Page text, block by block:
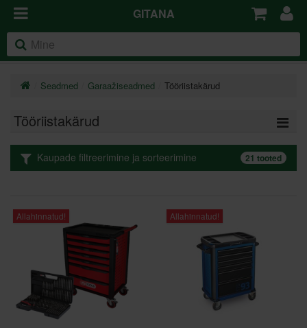
GITANA
Seadmed Garaažiseadmed Tööriistakärud
Tööriistakärud
Kaupade filtreerimine ja sorteerimine 21 tooted
Allahinnatud! Allahinnatud!